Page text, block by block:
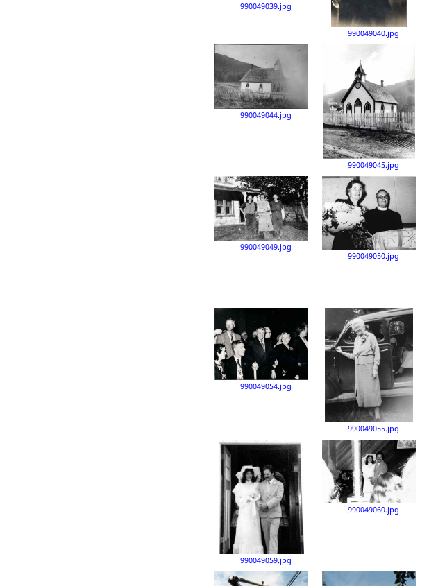
990049039.jpg
990049040.jpg
990049044.jpg
990049045.jpg
990049049.jpg
990049050.jpg
990049054.jpg
990049055.jpg
990049059.jpg
990049060.jpg